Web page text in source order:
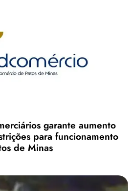
garante aumento
para funcionamento
de Minas